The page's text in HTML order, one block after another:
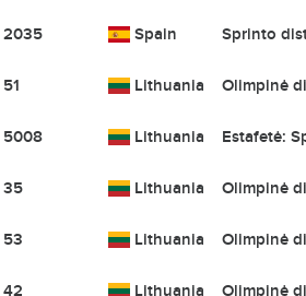
2035 Spain Sprinto
51 Lithuania Olimpinė
5008 Lithuania Estafetė:
35 Lithuania Olimpinė
53 Lithuania Olimpinė
42 Lithuania Olimpinė